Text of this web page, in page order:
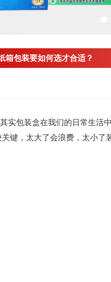
箱包装要如何选才合适？
包装盒在我们的日常生活中
关键，太大了会浪费，太小了